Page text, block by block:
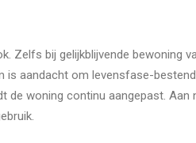
Zelfs bij gelijkblijvende bewoning
aandacht om levensfase-
de woning continu aangepast.